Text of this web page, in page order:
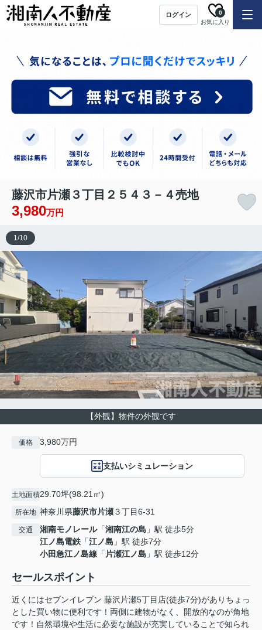
ログイン
お気に入り
0
藤沢市片瀬３丁目２５４３－４売地
3,980万円
【外観】物件の外観です
1/10
価格 3,980万円
支払いシミュレーション
土地面積29.70坪(98.21㎡)
所在地 神奈川県藤沢市片瀬３丁目6-31
交通 湘南モノレール「湘南江の島 」駅 徒歩5分
江ノ島電鉄 「江ノ島 」駅 徒歩7分
小田急江ノ島線 「片瀬江ノ島 」駅 徒歩12分
セールスポイント
近くにはセブンイレブン 藤沢片瀬5丁目店(徒歩7分)がありちょっ
とした買い物に便利です！両側に建物がなく、開放的なのが角地
です！自然環境や生活に必要な施設が充実していることで知られ